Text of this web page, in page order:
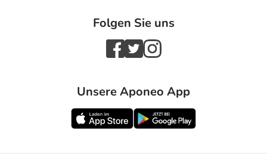
Folgen Sie uns
Unsere Aponeo App